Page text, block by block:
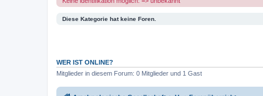
Diese Kategorie hat keine Foren.
WER IST ONLINE?
Mitglieder in diesem Forum: 0 Mitglieder und 1 Gast